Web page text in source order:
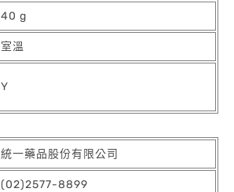
40 g
室溫
Y
統一藥品股份有限公司
(02)2577-8899